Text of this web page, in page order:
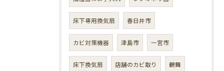
床下専用換気扇 春日井市
カビ対策機器 津島市 一宮市
床下換気扇 店舗のカビ取り 鶴舞